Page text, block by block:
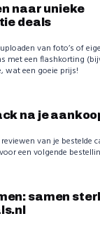
naar unieke
deals
van foto’s of
met een flashkorting
wat een goeie prijs!
na je
van je bestelde
een volgende
samen